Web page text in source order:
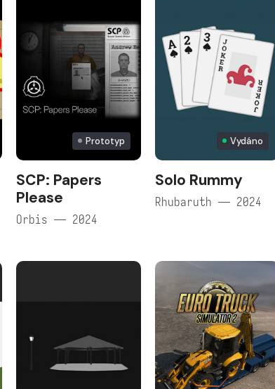
Prototyp
SCP: Papers
Please
Orbis — 2024
Vydáno
Solo Rummy
Rhubaruth — 2024